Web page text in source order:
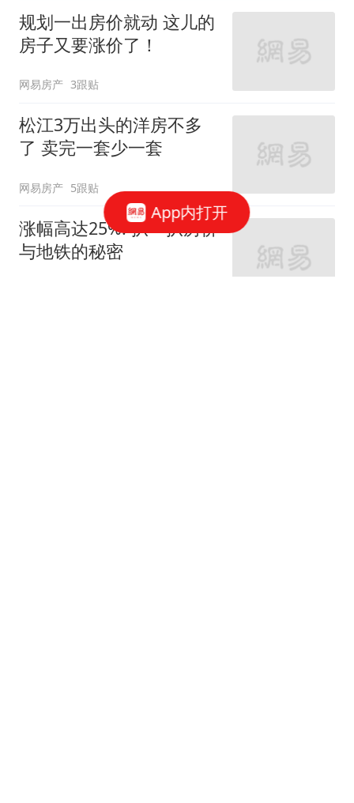
规划一出房价就动 这儿的
房子又要涨价了！
网易房产 3跟贴
松江3万出头的洋房不多
了 卖完一套少一套
网易房产 5跟贴
涨幅高达25%! 扒一扒房价
与地铁的秘密
App内打开